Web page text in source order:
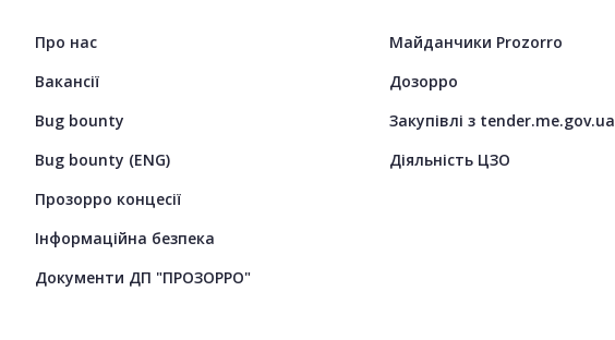
Про нас
Вакансії
Bug bounty
Bug bounty (ENG)
Прозорро концесії
Інформаційна безпека
Документи ДП "ПРОЗОРРО"
Майданчики Prozorro
Дозорро
Закупівлі з tender.me.gov.ua
Діяльність ЦЗО